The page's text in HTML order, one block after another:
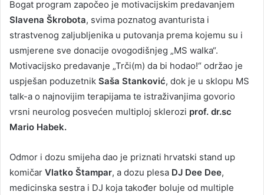
Bogat program započeo je motivacijskim predavanjem
Slavena Škrobota, svima poznatog avanturista i
strastvenog zaljubljenika u putovanja prema kojemu su i
usmjerene sve donacije ovogodišnjeg „MS walka“.
Motivacijsko predavanje „Trči(m) da bi hodao!“ održao je
uspješan poduzetnik Saša Stanković, dok je u sklopu MS
talk-a o najnovijim terapijama te istraživanjima govorio
vrsni neurolog posvećen multiploj sklerozi prof. dr.sc
Mario Habek.
Odmor i dozu smijeha dao je priznati hrvatski stand up
komičar Vlatko Štampar, a dozu plesa DJ Dee Dee,
medicinska sestra i DJ koja također boluje od multiple